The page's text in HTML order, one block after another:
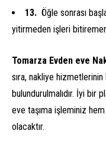
Öğle sonrası
yitirmeden işleri
Tomarza Evden eve
sıra, nakliye
bulundurulmalıdır. İyi bir
eve taşıma işleminiz
olacaktır.